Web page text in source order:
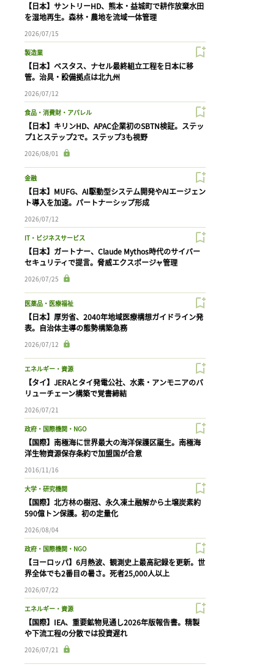
【日本】サントリーHD、熊本・益城町で耕作放棄水田
を湿地再生。森林・農地を流域一体管理
2026/07/15
製造業
【日本】ベスタス、ナセル最終組立工程を日本に移
管。治具・設備拠点は北九州
2026/07/12
食品・消費財・アパレル
【日本】キリンHD、APAC企業初のSBTN検証。ステッ
プ1とステップ2で。ステップ3も視野
2026/08/01
金融
【日本】MUFG、AI駆動型システム開発やAIエージェン
ト導入を加速。パートナーシップ形成
2026/07/12
IT・ビジネスサービス
【日本】ガートナー、Claude Mythos時代のサイバー
セキュリティで提言。脅威エクスポージャ管理
2026/07/25
医薬品・医療福祉
【日本】厚労省、2040年地域医療構想ガイドライン発
表。自治体主導の態勢構築急務
2026/07/12
エネルギー・資源
【タイ】JERAとタイ発電公社、水素・アンモニアのバ
リューチェーン構築で覚書締結
2026/07/21
政府・国際機関・NGO
【国際】南極海に世界最大の海洋保護区誕生。南極海
洋生物資源保存条約で加盟国が合意
2016/11/16
大学・研究機関
【国際】北方林の樹冠、永久凍土融解から土壌炭素約
590億トン保護。初の定量化
2026/08/04
政府・国際機関・NGO
【ヨーロッパ】6月熱波、観測史上最高記録を更新。世
界全体でも2番目の暑さ。死者25,000人以上
2026/07/22
エネルギー・資源
【国際】IEA、重要鉱物見通し2026年版報告書。精製
や下流工程の分散では投資遅れ
2026/07/21